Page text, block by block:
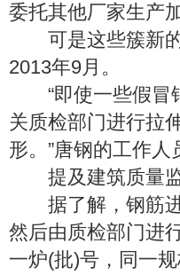
委托其他厂家生产
可是这些簇新的
2013年9月。
“即使一些假冒
关质检部门进行拉
形。”唐钢的工作人
提及建筑质量监
据了解，钢筋进
然后由质检部门进
一炉(批)号，同一